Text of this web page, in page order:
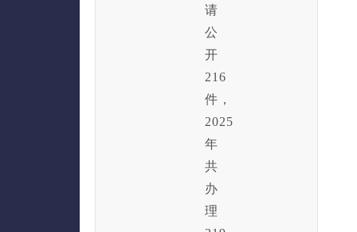
请
公
开
216
件，
2025
年
共
办
理